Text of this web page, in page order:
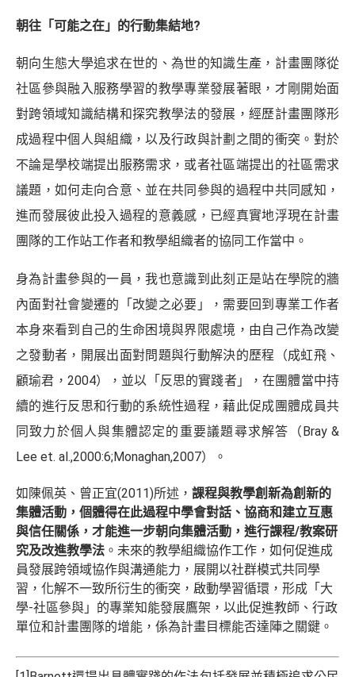
朝往「可能之在」的行動集結地?
朝向生態大學追求在世的、為世的知識生產，計畫團隊從
社區參與融入服務學習的教學專業發展著眼，才剛開始面
對跨領域知識結構和探究教學法的發展，經歷計畫團隊形
成過程中個人與組織，以及行政與計劃之間的衝突。對於
不論是學校端提出服務需求，或者社區端提出的社區需求
議題，如何走向合意、並在共同參與的過程中共同感知，
進而發展彼此投入過程的意義感，已經真實地浮現在計畫
團隊的工作站工作者和教學組織者的協同工作當中。
身為計畫參與的一員，我也意識到此刻正是站在學院的牆
內面對社會變遷的「改變之必要」，需要回到專業工作者
本身來看到自己的生命困境與界限處境，由自己作為改變
之發動者，開展出面對問題與行動解決的歷程（成虹飛、
顧瑜君，2004），並以「反思的實踐者」，在團體當中持
續的進行反思和行動的系統性過程，藉此促成團體成員共
同致力於個人與集體認定的重要議題尋求解答（Bray &
Lee et. al.,2000:6;Monaghan,2007）。
如陳佩英、曾正宜(2011)所述， 課程與教學創新為創新的
集體活動，個體得在此過程中學會對話、協商和建立互惠
與信任關係，才能進一步朝向集體活動，進行課程/教案研
究及改進教學法 。未來的教學組織協作工作，如何促進成
員發展跨領域協作與溝通能力，展開以社群模式共同學
習，化解不一致所衍生的衝突，啟動學習循環，形成「大
學-社區參與」的專業知能發展鷹架，以此促進教師、行政
單位和計畫團隊的增能，係為計畫目標能否達陣之關鍵。